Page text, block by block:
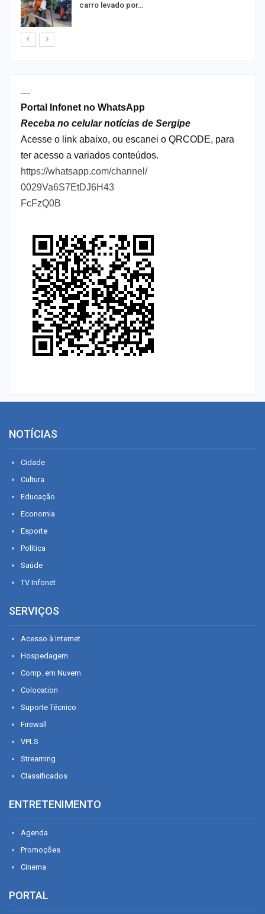
carro levado por…
----
Portal Infonet no WhatsApp
Receba no celular notícias de Sergipe
Acesse o link abaixo, ou escanei o QRCODE, para
ter acesso a variados conteúdos.
https://whatsapp.com/channel/
0029Va6S7EtDJ6H43
FcFzQ0B
NOTÍCIAS
Cidade
Cultura
Educação
Economia
Esporte
Política
Saúde
TV Infonet
SERVIÇOS
Acesso à Internet
Hospedagem
Comp. em Nuvem
Colocation
Suporte Técnico
Firewall
VPLS
Streaming
Classificados
ENTRETENIMENTO
Agenda
Promoções
Cinema
PORTAL